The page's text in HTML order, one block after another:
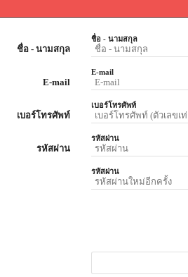
ชื่อ - นามสกุล
E-mail
เบอร์โทรศัพท์
รหัสผ่าน
ชื่อ - นามสกุล
E-mail
เบอร์โทรศัพท์
รหัสผ่าน
รหัสผ่าน